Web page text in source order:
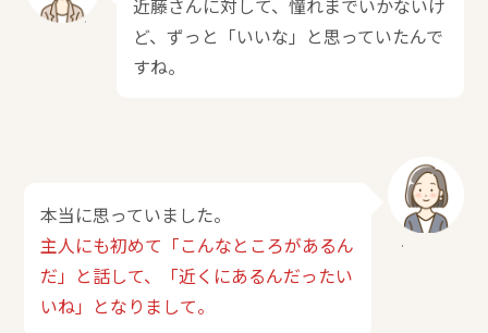
近藤さんに対して、憧れまでいかないけ
ど、ずっと「いいな」と思っていたんで
すね。
本当に思っていました。
主人にも初めて「こんなところがあるん
だ」と話して、「近くにあるんだったい
いね」となりまして。